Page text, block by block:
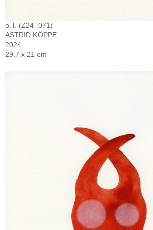
o.T. (Z24_071)
ASTRID KÖPPE
2024
29,7 x 21 cm